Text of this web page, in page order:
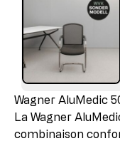
Wagner AluMedic
La Wagner
combinaison